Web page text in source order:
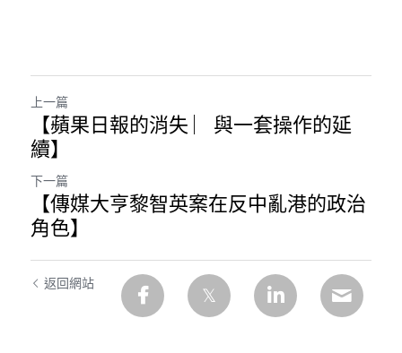
上一篇
【蘋果日報的消失 ︳與一套操作的延
續】
下一篇
【傳媒大亨黎智英案在反中亂港的政治
角色】
返回網站